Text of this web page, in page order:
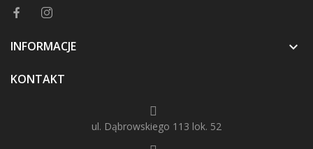
INFORMACJE 
KONTAKT
ul. Dąbrowskiego 113 lok. 52